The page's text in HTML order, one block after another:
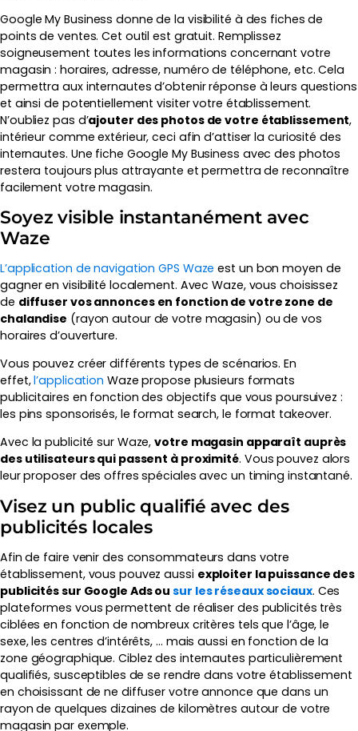
Google My Business donne de la visibilité à des fiches de
points de ventes. Cet outil est gratuit. Remplissez
soigneusement toutes les informations concernant votre
magasin : horaires, adresse, numéro de téléphone, etc. Cela
permettra aux internautes d’obtenir réponse à leurs questions
et ainsi de potentiellement visiter votre établissement.
N’oubliez pas d’ajouter des photos de votre établissement,
intérieur comme extérieur, ceci afin d’attiser la curiosité des
internautes. Une fiche Google My Business avec des photos
restera toujours plus attrayante et permettra de reconnaître
facilement votre magasin.
Soyez visible instantanément avec
Waze
L’application de navigation GPS Waze est un bon moyen de
gagner en visibilité localement. Avec Waze, vous choisissez
de diffuser vos annonces en fonction de votre zone de
chalandise (rayon autour de votre magasin) ou de vos
horaires d’ouverture.
Vous pouvez créer différents types de scénarios. En
effet,l’application Waze propose plusieurs formats
publicitaires en fonction des objectifs que vous poursuivez :
les pins sponsorisés, le format search, le format takeover.
Avec la publicité sur Waze,votre magasin apparaît auprès
des utilisateurs qui passent à proximité. Vous pouvez alors
leur proposer des offres spéciales avec un timing instantané.
Visez un public qualifié avec des
publicités locales
Afin de faire venir des consommateurs dans votre
établissement, vous pouvez aussi exploiter la puissance des
publicités sur Google Ads ousur les réseaux sociaux. Ces
plateformes vous permettent de réaliser des publicités très
ciblées en fonction de nombreux critères tels que l’âge, le
sexe, les centres d’intérêts, … mais aussi en fonction de la
zone géographique. Ciblez des internautes particulièrement
qualifiés, susceptibles de se rendre dans votre établissement
en choisissant de ne diffuser votre annonce que dans un
rayon de quelques dizaines de kilomètres autour de votre
magasin par exemple.